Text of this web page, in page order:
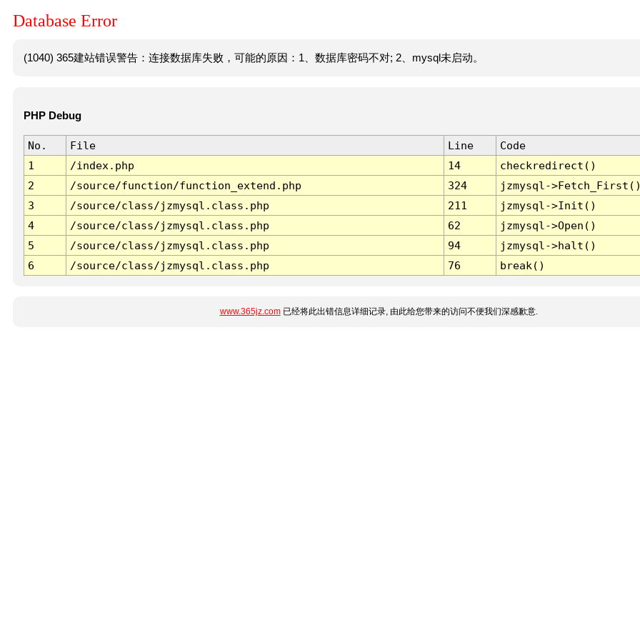
Database Error
(1040) 365建站错误警告：连接数据库失败，可能的原因：1、数据库密码不对; 2、mysql未启动。
PHP Debug
No. File Line
Code
1
/index.php 14
checkredirect()
2
/source/function/function_extend.php 324
jzmysql-
3
/source/class/jzmysql.class.php 211
jzmysql->Init()
4
/source/class/jzmysql.class.php 62
jzmysql->Open()
5
/source/class/jzmysql.class.php 94
jzmysql->halt()
6
/source/class/jzmysql.class.php 76 break()
www.365jz.com已经将此出错信息详细记录, 由此给您带来的访问不便我们深感歉意.